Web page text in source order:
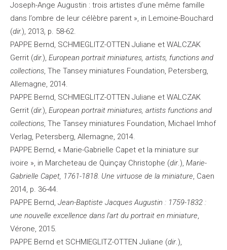
Joseph-Ange Augustin : trois artistes d’une même famille
dans l’ombre de leur célèbre parent », in Lemoine-Bouchard
(dir.), 2013, p. 58-62.
PAPPE Bernd, SCHMIEGLITZ-OTTEN Juliane et WALCZAK
Gerrit (dir.), European portrait miniatures, artists, functions and
collections, The Tansey miniatures Foundation, Petersberg,
Allemagne, 2014.
PAPPE Bernd, SCHMIEGLITZ-OTTEN Juliane et WALCZAK
Gerrit (dir.), European portrait miniatures, artists functions and
collections, The Tansey miniatures Foundation, Michael Imhof
Verlag, Petersberg, Allemagne, 2014.
PAPPE Bernd, « Marie-Gabrielle Capet et la miniature sur
ivoire », in Marcheteau de Quinçay Christophe (dir.), Marie-
Gabrielle Capet, 1761-1818. Une virtuose de la miniature, Caen
2014, p. 36-44.
PAPPE Bernd, Jean-Baptiste Jacques Augustin : 1759-1832 :
une nouvelle excellence dans l'art du portrait en miniature,
Vérone, 2015.
PAPPE Bernd et SCHMIEGLITZ-OTTEN Juliane (dir.),